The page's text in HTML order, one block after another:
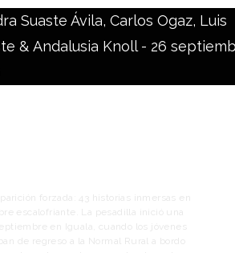
Suaste Ávila, Carlos Ogaz, Luis
& Andalusia Knoll - 26
forzada: 43 historias inmersas en
escalofriante. La pesadilla inició una
en Iguala, cuando los jóvenes
de regreso a la Normal Rural a bordo